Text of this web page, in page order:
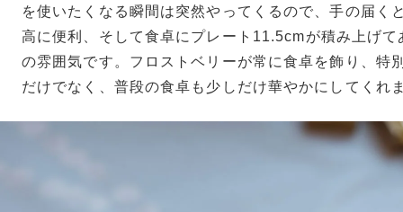
を使いたくなる瞬間は突然やってくるので、手の届く
高に便利、そして食卓にプレート11.5cmが積み上げて
の雰囲気です。フロストベリーが常に食卓を飾り、特
だけでなく、普段の食卓も少しだけ華やかにしてくれ